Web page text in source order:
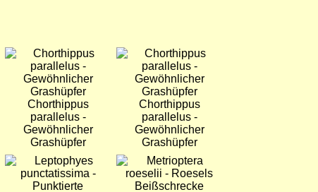
Bild
Chorthippus
parallelus -
Gewöhnlicher
Grashüpfer
Bild
Chorthippus
parallelus -
Gewöhnlicher
Grashüpfer
Bild Bild